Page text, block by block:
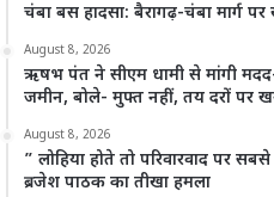
चंबा बस हादसा: बैरागढ़-चंबा मार्ग
August 8, 2026
ऋषभ पंत ने सीएम धामी से मांगी
जमीन, बोले- मुफ्त नहीं, तय दरों पर
August 8, 2026
” लोहिया होते तो परिवारवाद पर
ब्रजेश पाठक का तीखा हमला